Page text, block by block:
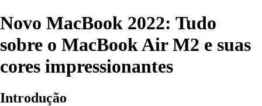
Novo MacBook 2022: Tudo
sobre o MacBook Air M2 e suas
cores impressionantes
Introdução